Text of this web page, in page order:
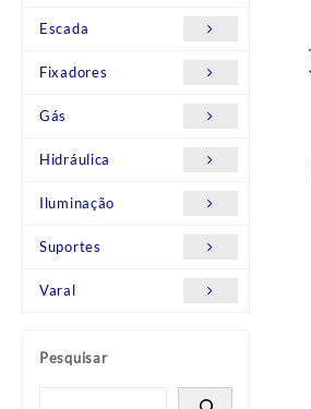
Escada
Fixadores
Gás
Hidráulica
Iluminação
Suportes
Varal
Pesquisar